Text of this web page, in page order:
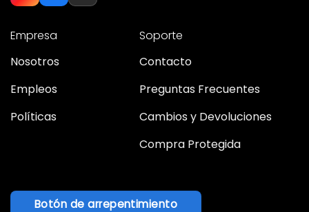
Empresa
Nosotros
Empleos
Políticas
Soporte
Contacto
Preguntas Frecuentes
Cambios y Devoluciones
Compra Protegida
Botón de arrepentimiento